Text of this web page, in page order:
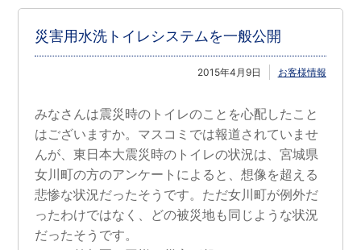
災害用水洗トイレシステムを一般公開
2015年4月9日 お客様情報
みなさんは震災時のトイレのことを心配したこと
はございますか。マスコミでは報道されていませ
んが、東日本大震災時のトイレの状況は、宮城県
女川町の方のアンケートによると、想像を超える
悲惨な状況だったそうです。ただ女川町が例外だ
ったわけではなく、どの被災地も同じような状況
だったそうです。